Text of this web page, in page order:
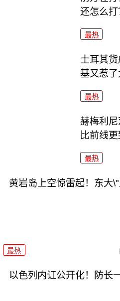
还怎么打
最热
土耳其
基又惹
最热
赫梅利
比前线
最热
黄岩岛上空惊雷起！东大
最热
以色列内讧公开化！防长